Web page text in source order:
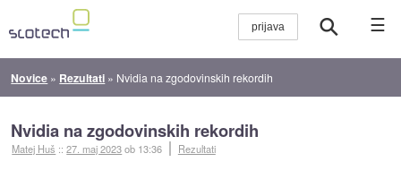
☰
Novice » Rezultati » Nvidia na zgodovinskih rekordih
Nvidia na zgodovinskih rekordih
Matej Huš ::27. maj 2023ob 13:36 Rezultati